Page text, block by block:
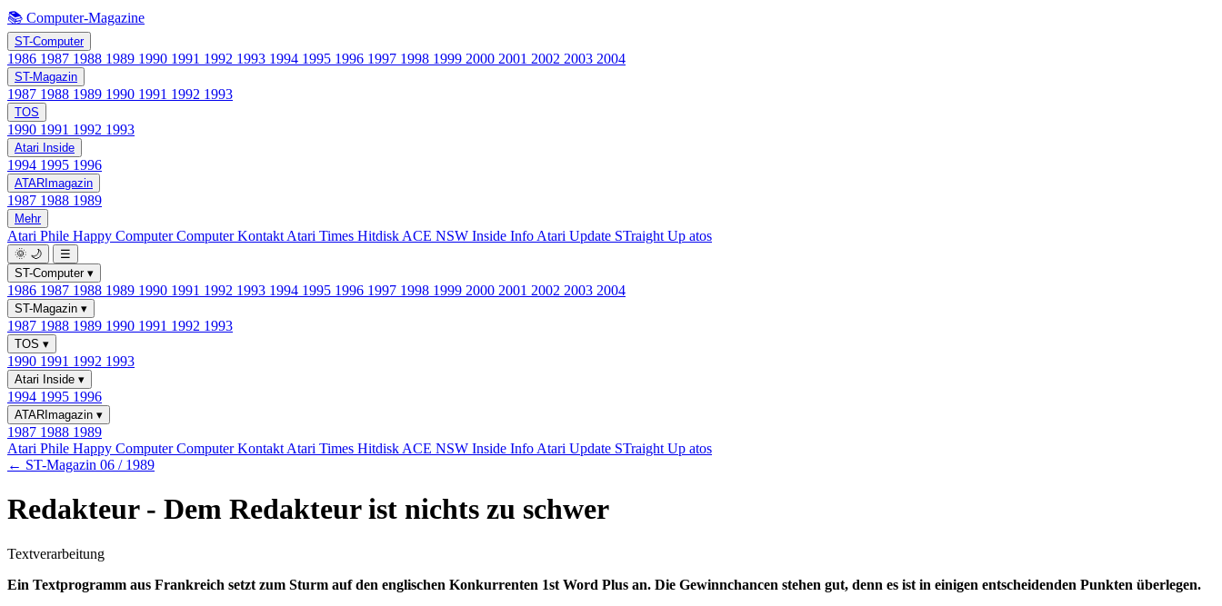
📚 Computer-Magazine
ST-Computer
1986 1987 1988 1989 1990 1991 1992 1993 1994 1995 1996 1997 1998 1999 2000 2001 2002 2003 2004
ST-Magazin
1987 1988 1989 1990 1991 1992 1993
TOS
1990 1991 1992 1993
Atari Inside
1994 1995 1996
ATARImagazin
1987 1988 1989
Mehr
Atari Phile Happy ComputerComputer Kontakt Atari Times Hitdisk ACE NSW Inside Info Atari Update STraight Up atos
🌞 🌙
☰
ST-Computer ▾
1986 1987 1988 1989 1990 1991 1992 1993 1994 1995 1996 1997 1998 1999 2000 2001 2002 2003 2004
ST-Magazin ▾
1987 1988 1989 1990 1991 1992 1993
TOS ▾
1990 1991 1992 1993
Atari Inside ▾
1994 1995 1996
ATARImagazin ▾
1987 1988 1989
Atari Phile Happy ComputerComputer Kontakt Atari Times Hitdisk ACE NSW Inside Info Atari Update STraight Up atos
← ST-Magazin 06 / 1989
Redakteur - Dem Redakteur ist nichts zu schwer
Textverarbeitung
Ein Textprogramm aus Frankreich setzt zum Sturm auf den englischen Konkurrenten 1st Word Plus an. Die Gewinnchancen stehen gut, denn es ist in einigen entscheidenden Punkten überlegen.